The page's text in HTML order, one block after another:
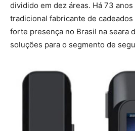
dividido em dez áreas. Há 73
tradicional fabricante de
forte presença no Brasil na seara
soluções para o segmento de